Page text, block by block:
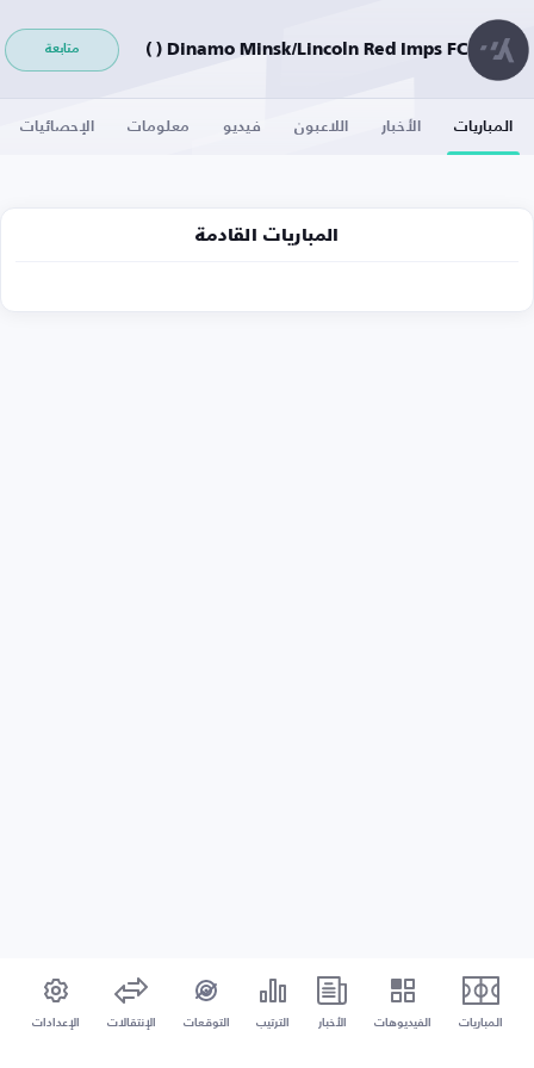
Dinamo Minsk/Lincoln Red Imps FC ( ) متابعة
المباريات الأخبار اللاعبون فيديو معلومات الإحصائيات
المباريات القادمة
المباريات الفيديوهات الأخبار الترتيب التوقعات الإنتقالات الإعدادات